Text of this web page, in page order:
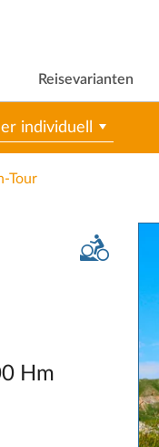
Reisevarianten
individuell
Tour
Hm